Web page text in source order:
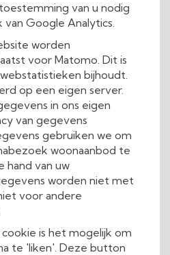
van u nodig
Google Analytics.
worden
voor Matomo. Dit is
bijhoudt.
op een eigen server.
in ons eigen
van gegevens
gebruiken we om
woonaanbod te
hand van uw
worden niet met
voor andere
is het mogelijk om
te 'liken'. Deze button